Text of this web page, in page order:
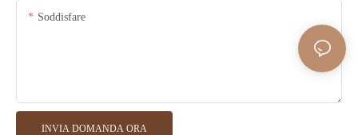
Soddisfare
INVIA DOMANDA ORA